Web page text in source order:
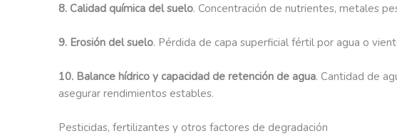
8. Calidad química del suelo. Concentración de nutrientes, metales
9. Erosión del suelo. Pérdida de capa superficial fértil por agua o
10. Balance hídrico y capacidad de retención de agua. Cantidad de
asegurar rendimientos estables.
Pesticidas, fertilizantes y otros factores de degradación